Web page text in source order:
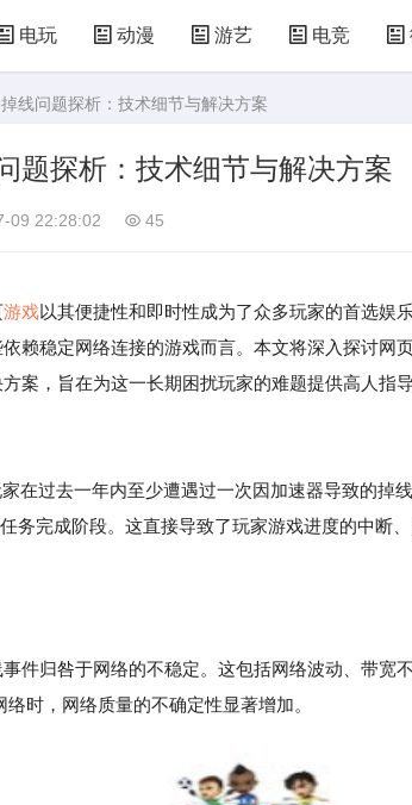
电玩 动漫 游艺 电竞
娃娃机 儿童游戏
线问题探析：技术细节与解决方案
题探析：技术细节与解决方案
09 22:28:02 45
游戏以其便捷性和即时性成为了众多玩家的首选娱
赖稳定网络连接的游戏而言。本文将深入探讨网
案，旨在为这一长期困扰玩家的难题提供高人指导
在过去一年内至少遭遇过一次因加速器导致的掉
务完成阶段。这直接导致了玩家游戏进度的中断
件归咎于网络的不稳定。这包括网络波动、带宽
时，网络质量的不确定性显著增加。